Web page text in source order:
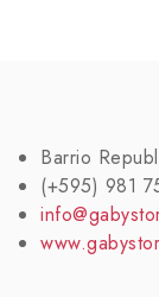
Barrio
(+595) 981